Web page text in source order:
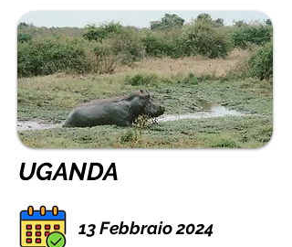
UGANDA
13 Febbraio 2024